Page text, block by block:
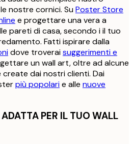
nostre cornici. SuPoster Store
e progettare una vera a
pareti di casa, secondo i il tuo
Fatti ispirare dalla
dove troveraisuggerimenti e
un wall art, oltre ad alcune
create dai nostri clienti. Dai
più popolarie alle nuove
PER IL TUO WALL